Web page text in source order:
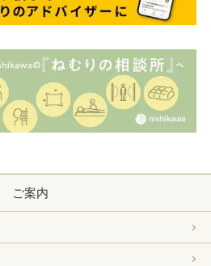
ご案内